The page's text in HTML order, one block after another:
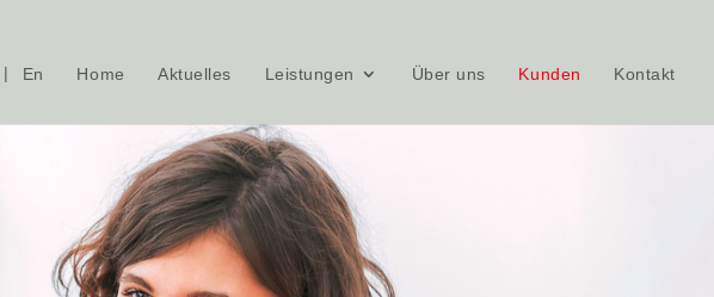
En Home Aktuelles Leistungen Über uns Kunden Kontakt